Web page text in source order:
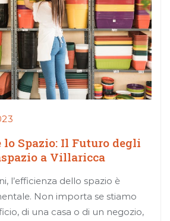
Spazio: Il Futuro degli
a Villaricca
l’efficienza dello spazio è
Non importa se stiamo
di una casa o di un negozio,